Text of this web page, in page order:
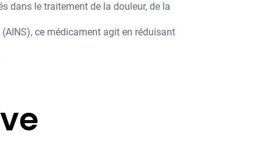
dans le traitement de la douleur, de la
ce médicament agit en réduisant